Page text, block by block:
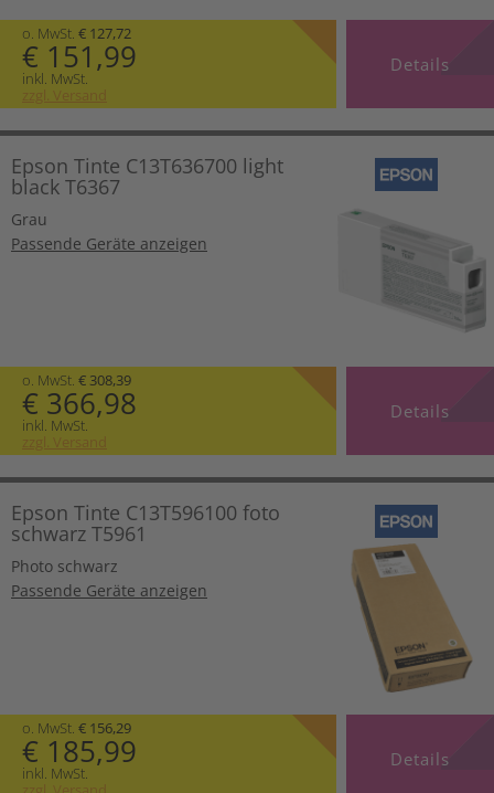
o. MwSt. € 127,72
€ 151,99
inkl. MwSt.
zzgl. Versand
Details
Epson Tinte C13T636700 light
black T6367
Grau
Passende Geräte anzeigen
o. MwSt. € 308,39
€ 366,98
inkl. MwSt.
zzgl. Versand
Details
Epson Tinte C13T596100 foto
schwarz T5961
Photo schwarz
Passende Geräte anzeigen
o. MwSt. € 156,29
€ 185,99
inkl. MwSt.
Details